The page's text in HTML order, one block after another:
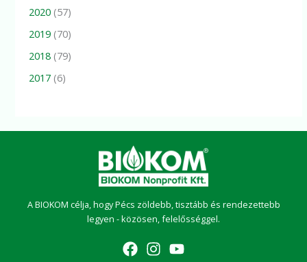
2020 (57)
2019 (70)
2018 (79)
2017 (6)
A BIOKOM célja, hogy Pécs zöldebb, tisztább és rendezettebb
legyen - közösen, felelősséggel.